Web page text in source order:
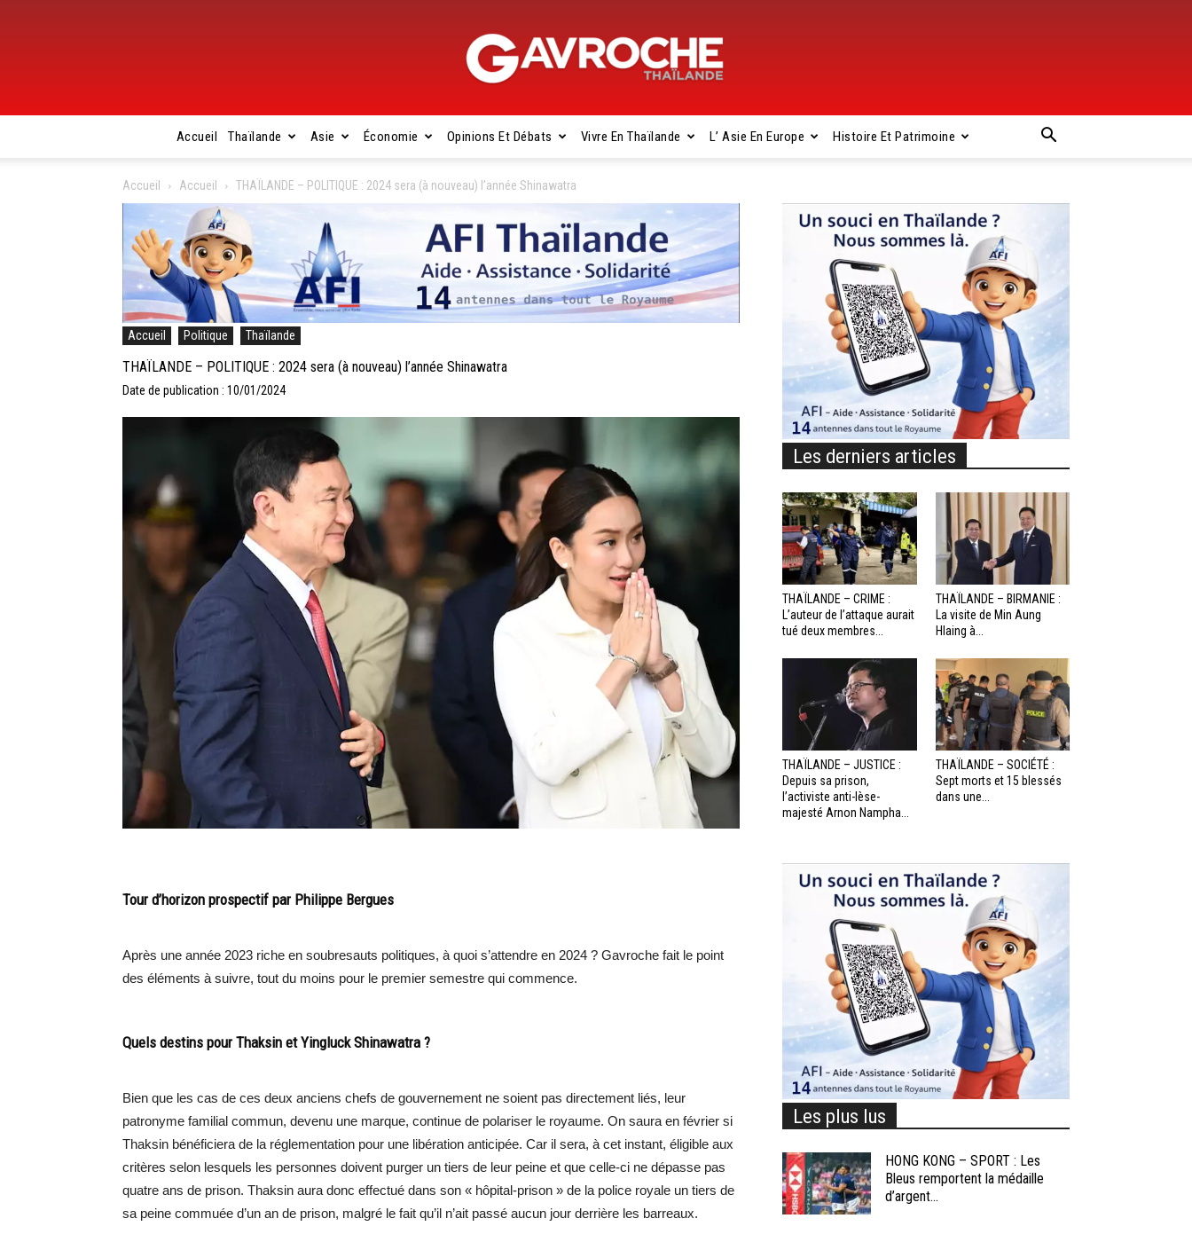
Gavroche
Thaïlande
Accueil Thaïlande Asie Économie Opinions Et Débats Vivre En Thaïlande L’ Asie En Europe Histoire Et Patrimoine
Accueil Accueil THAÏLANDE – POLITIQUE : 2024 sera (à nouveau) l’année Shinawatra
Accueil Politique Thaïlande
THAÏLANDE – POLITIQUE : 2024 sera (à nouveau) l’année Shinawatra
Date de publication : 10/01/2024
Tour d’horizon prospectif par Philippe Bergues
Après une année 2023 riche en soubresauts politiques, à quoi s’attendre en 2024 ? Gavroche fait le point
des éléments à suivre, tout du moins pour le premier semestre qui commence.
Quels destins pour Thaksin et Yingluck Shinawatra ?
Bien que les cas de ces deux anciens chefs de gouvernement ne soient pas directement liés, leur
patronyme familial commun, devenu une marque, continue de polariser le royaume. On saura en février si
Thaksin bénéficiera de la réglementation pour une libération anticipée. Car il sera, à cet instant, éligible aux
critères selon lesquels les personnes doivent purger un tiers de leur peine et que celle-ci ne dépasse pas
quatre ans de prison. Thaksin aura donc effectué dans son « hôpital-prison » de la police royale un tiers de
sa peine commuée d’un an de prison, malgré le fait qu’il n’ait passé aucun jour derrière les barreaux.
Les derniers articles
THAÏLANDE – CRIME :
L’auteur de l’attaque aurait
tué deux membres...
THAÏLANDE – BIRMANIE :
La visite de Min Aung
Hlaing à...
THAÏLANDE – JUSTICE :
Depuis sa prison,
l’activiste anti-lèse-
majesté Arnon Nampha...
THAÏLANDE – SOCIÉTÉ :
Sept morts et 15 blessés
dans une...
Les plus lus
HONG KONG – SPORT : Les
Bleus remportent la médaille
d’argent...